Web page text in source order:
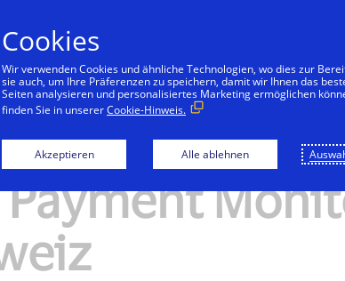
Payment
Cookies
Wir verwenden Cookies und ähnliche Technologien, wo dies zur
sie auch, um Ihre Präferenzen zu speichern, damit wir Ihnen das
Seiten analysieren und personalisiertes Marketing ermöglichen
finden Sie in unsererCookie-Hinweis.
Akzeptieren Alle ablehnen